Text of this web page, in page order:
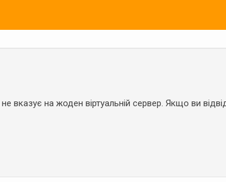
не вказує на жоден віртуальній сервер. Якщо ви